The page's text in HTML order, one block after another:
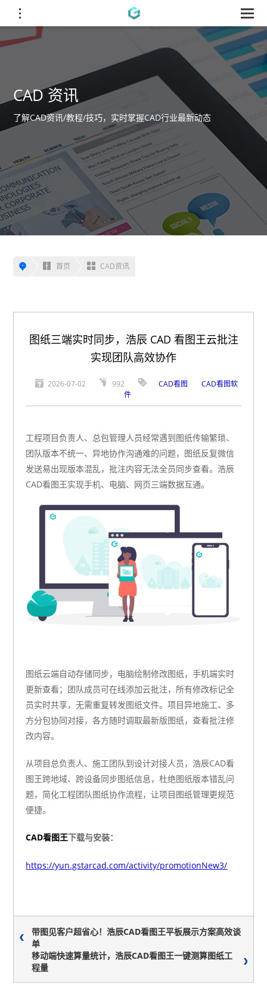
CAD 资讯
了解CAD资讯/教程/技巧，实时掌握CAD行业最新动态
首页 CAD资讯
图纸三端实时同步，浩辰 CAD 看图王云批注
实现团队高效协作
2026-07-02 992 CAD看图
CAD看图软
件
工程项目负责人、总包管理人员经常遇到图纸传输繁琐、
团队版本不统一、异地协作沟通难的问题，图纸反复微信
发送易出现版本混乱，批注内容无法全员同步查看。浩辰
CAD看图王实现手机、电脑、网页三端数据互通。
图纸云端自动存储同步，电脑绘制修改图纸，手机端实时
更新查看；团队成员可在线添加云批注，所有修改标记全
员实时共享，无需重复转发图纸文件。项目异地施工、多
方分包协同对接，各方随时调取最新版图纸，查看批注修
改内容。
从项目总负责人、施工团队到设计对接人员，浩辰CAD看
图王跨地域、跨设备同步图纸信息，杜绝图纸版本错乱问
题，简化工程团队图纸协作流程，让项目图纸管理更规范
便捷。
CAD看图王下载与安装：
https://yun.gstarcad.com/activity/promotionNew3/
带图见客户超省心！浩辰CAD看图王平板展示方案高效谈
单
移动端快速算量统计，浩辰CAD看图王一键测算图纸工
程量